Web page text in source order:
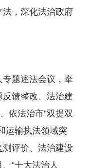
，深化法治政府
题述法会议，牵
馈整改、法治建
依法治市“双提双
运输执法领域突
评价、法治建设
“十大法治人